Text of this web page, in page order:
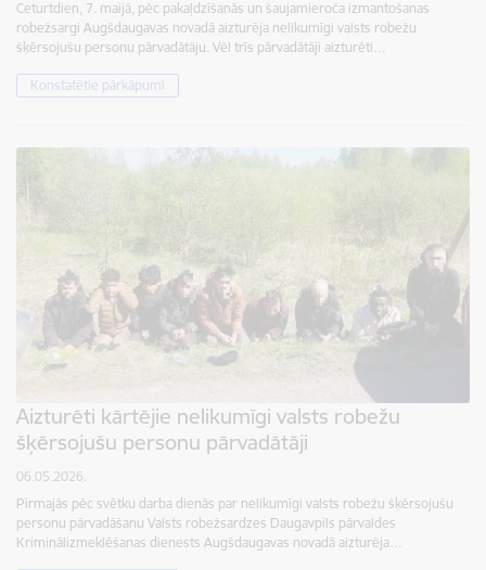
Ceturtdien, 7. maijā, pēc pakaļdzīšanās un šaujamieroča izmantošanas
robežsargi Augšdaugavas novadā aizturēja nelikumīgi valsts robežu
šķērsojušu personu pārvadātāju. Vēl trīs pārvadātāji aizturēti…
Konstatētie pārkāpumi
Aizturēti kārtējie nelikumīgi valsts robežu
šķērsojušu personu pārvadātāji
06.05.2026.
Pirmajās pēc svētku darba dienās par nelikumīgi valsts robežu šķērsojušu
personu pārvadāšanu Valsts robežsardzes Daugavpils pārvaldes
Kriminālizmeklēšanas dienests Augšdaugavas novadā aizturēja…